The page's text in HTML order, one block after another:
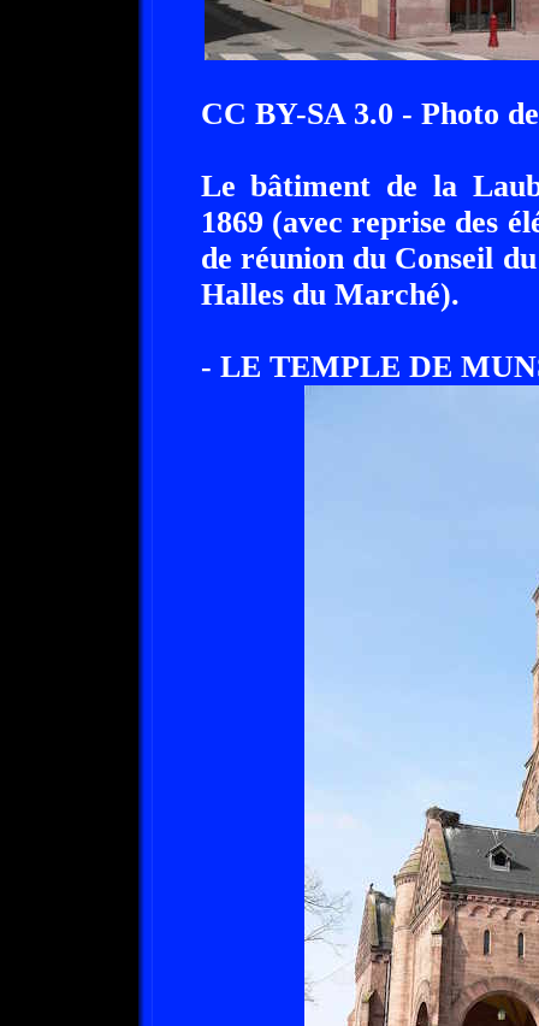
CC BY-SA 3.0 - Photo
Le bâtiment de la
1869 (avec reprise des
de réunion du Conseil
Halles du Marché).
- LE TEMPLE DE